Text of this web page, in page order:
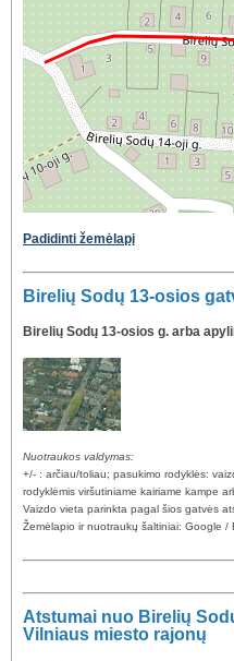
Padidinti žemėlapį
Birelių Sodų 13-osios
Birelių Sodų 13-osios g. arba
Nuotraukos valdymas:
+/- : arčiau/toliau; pasukimo rodyklės:
rodyklėmis viršutiniame kairiame kampe
Vaizdo vieta parinkta pagal šios gatvės
Žemėlapio ir nuotraukų šaltiniai: Google /
Atstumai nuo Birelių
Vilniaus miesto rajonų